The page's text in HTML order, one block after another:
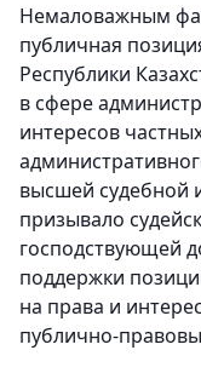
Немаловажным
публичная
Республики
в сфере
интересов
высшей судебной
призывало
господствующей
поддержки
на права и
публично-